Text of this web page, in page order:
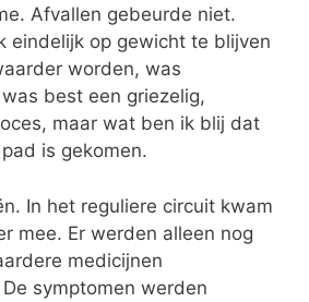
Afvallen gebeurde niet.
eindelijk op gewicht te blijven
worden, was
best een griezelig,
maar wat ben ik blij dat
is gekomen.
In het reguliere circuit kwam
mee. Er werden alleen nog
medicijnen
symptomen werden